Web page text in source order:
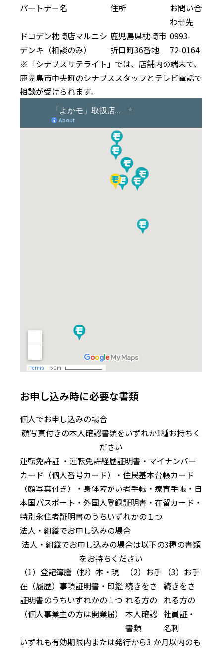
パートナー名 住所
お問い合
わせ先
ドコデン枕崎店マルニシ
デンキ（相談のみ）
鹿児島県枕崎市
折口町36番地
0993-
72-0164
※「シナプスサテライト」では、店舗内の端末で、
鹿児島市中央町のシナプススタッフとテレビ電話で
相談が受けられます。
お申し込み時に必要な書類
個人でお申し込みの場合
顔写真付きの本人確認書類をいずれか1種お持ちく
ださい
運転免許証 ・運転免許経歴証明書・マイナンバー
カード（個人番号カード）・住民基本台帳カード
（顔写真付き）・身体障がい者手帳・療育手帳・日
本国パスポート・外国人登録証明書・在留カード・
特別永住者証明書のうちいずれかの１つ
法人・組織でお申し込みの場合
法人・組織でお申し込みの場合は以下の3種の書類
をお持ちください
（1）登記簿謄（抄）本・現
在（履歴）事項証明書・印鑑
証明書のうちいずれかの１つ
（個人事業主の方は開業届）
（2）お手
続きをさ
れる方の
本人確認
書類
（3）お手
続きをさ
れる方の
社員証・
名刺
いずれも有効期限内または発行から3 か月以内のも